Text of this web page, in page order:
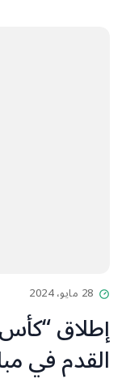
28 مايو، 2024
إطلاق
القدم في